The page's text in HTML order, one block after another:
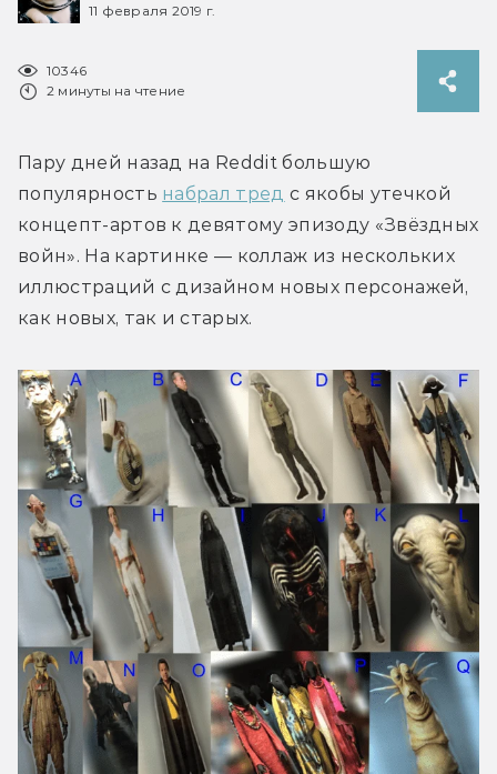
11 февраля 2019 г.
10346
2 минуты на чтение
Пару дней назад на Reddit большую
популярность набрал тред с якобы утечкой
концепт-артов к девятому эпизоду «Звёздных
войн». На картинке — коллаж из нескольких
иллюстраций с дизайном новых персонажей,
как новых, так и старых.